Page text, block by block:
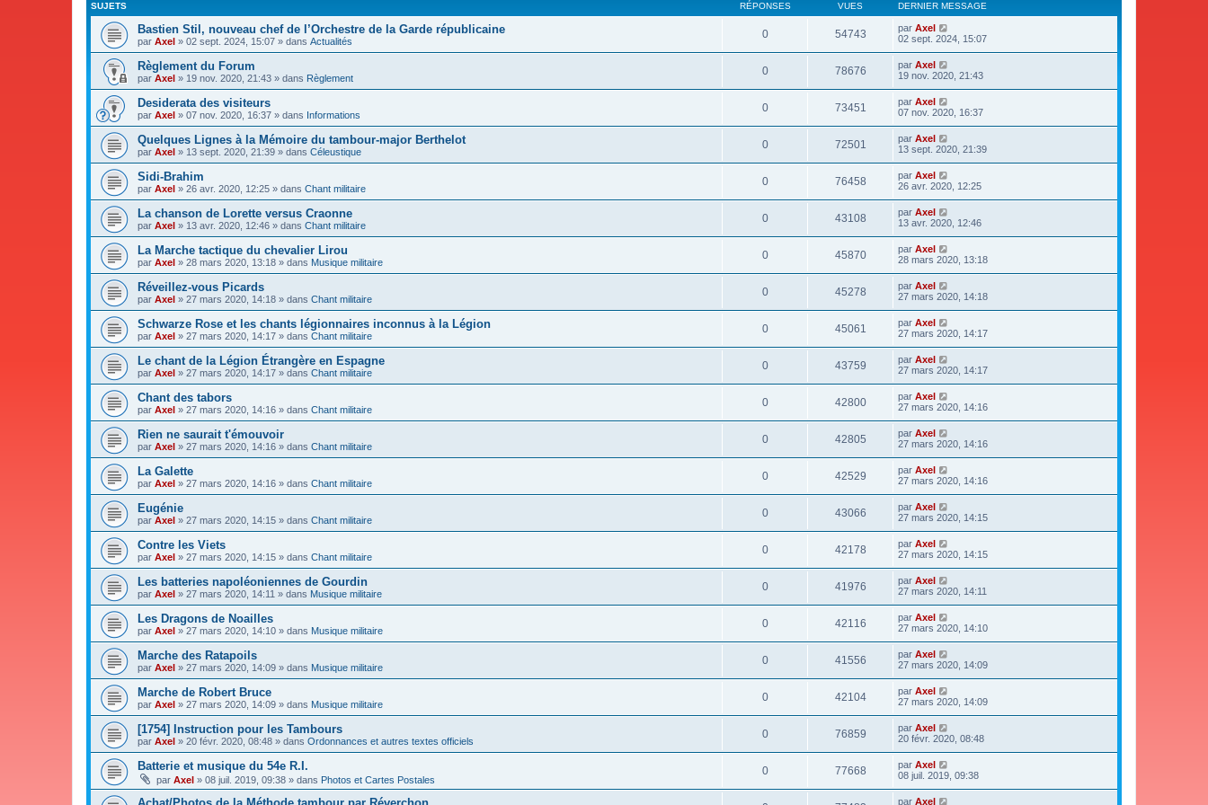
SUJETS RÉPONSES VUES DERNIER MESSAGE
Bastien Stil, nouveau chef de l’Orchestre de la Garde républicaine
par Axel » 02 sept. 2024, 15:07 » dans Actualités
0 54743 par Axel
02 sept. 2024, 15:07
Règlement du Forum
par Axel » 19 nov. 2020, 21:43 » dans Règlement
0 78676 par Axel
19 nov. 2020, 21:43
Desiderata des visiteurs
par Axel » 07 nov. 2020, 16:37 » dans Informations
0 73451 par Axel
07 nov. 2020, 16:37
Quelques Lignes à la Mémoire du tambour-major Berthelot
par Axel » 13 sept. 2020, 21:39 » dans Céleustique
0 72501 par Axel
13 sept. 2020, 21:39
Sidi-Brahim
par Axel » 26 avr. 2020, 12:25 » dans Chant militaire
0 76458 par Axel
26 avr. 2020, 12:25
La chanson de Lorette versus Craonne
par Axel » 13 avr. 2020, 12:46 » dans Chant militaire
0 43108 par Axel
13 avr. 2020, 12:46
La Marche tactique du chevalier Lirou
par Axel » 28 mars 2020, 13:18 » dans Musique militaire
0 45870 par Axel
28 mars 2020, 13:18
Réveillez-vous Picards
par Axel » 27 mars 2020, 14:18 » dans Chant militaire
0 45278 par Axel
27 mars 2020, 14:18
Schwarze Rose et les chants légionnaires inconnus à la Légion
par Axel » 27 mars 2020, 14:17 » dans Chant militaire
0 45061 par Axel
27 mars 2020, 14:17
Le chant de la Légion Étrangère en Espagne
par Axel » 27 mars 2020, 14:17 » dans Chant militaire
0 43759 par Axel
27 mars 2020, 14:17
Chant des tabors
par Axel » 27 mars 2020, 14:16 » dans Chant militaire
0 42800 par Axel
27 mars 2020, 14:16
Rien ne saurait t'émouvoir
par Axel » 27 mars 2020, 14:16 » dans Chant militaire
0 42805 par Axel
27 mars 2020, 14:16
La Galette
par Axel » 27 mars 2020, 14:16 » dans Chant militaire
0 42529 par Axel
27 mars 2020, 14:16
Eugénie
par Axel » 27 mars 2020, 14:15 » dans Chant militaire
0 43066 par Axel
27 mars 2020, 14:15
Contre les Viets
par Axel » 27 mars 2020, 14:15 » dans Chant militaire
0 42178 par Axel
27 mars 2020, 14:15
Les batteries napoléoniennes de Gourdin
par Axel » 27 mars 2020, 14:11 » dans Musique militaire
0 41976 par Axel
27 mars 2020, 14:11
Les Dragons de Noailles
par Axel » 27 mars 2020, 14:10 » dans Musique militaire
0 42116 par Axel
27 mars 2020, 14:10
Marche des Ratapoils
par Axel » 27 mars 2020, 14:09 » dans Musique militaire
0 41556 par Axel
27 mars 2020, 14:09
Marche de Robert Bruce
par Axel » 27 mars 2020, 14:09 » dans Musique militaire
0 42104 par Axel
27 mars 2020, 14:09
[1754] Instruction pour les Tambours
par Axel » 20 févr. 2020, 08:48 » dans Ordonnances et autres textes officiels
0 76859 par Axel
20 févr. 2020, 08:48
Batterie et musique du 54e R.I.
par Axel » 08 juil. 2019, 09:38 » dans Photos et Cartes Postales
0 77668 par Axel
08 juil. 2019, 09:38
par Axel